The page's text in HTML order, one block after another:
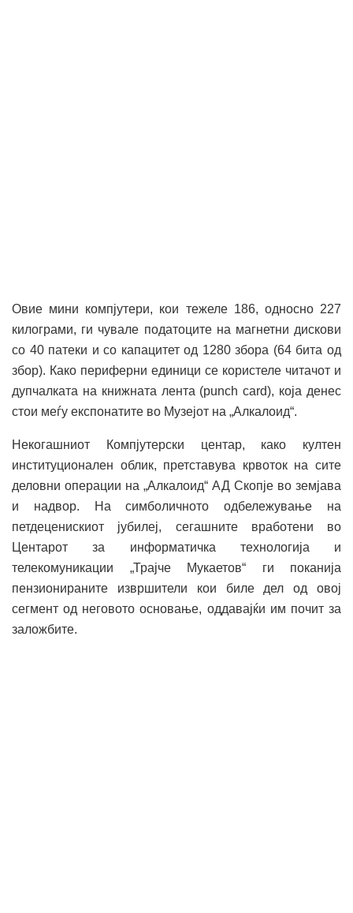
Овие мини компјутери, кои тежеле 186, односно 227
килограми, ги чувале податоците на магнетни дискови
со 40 патеки и со капацитет од 1280 збора (64 бита од
збор). Како периферни единици се користеле читачот и
дупчалката на книжната лента (punch card), коjа денес
стои меѓу експонатите во Музејот на „Алкалоид“.
Некогашниот Компјутерски центар, како култен
институционален облик, претставува крвоток на сите
деловни операции на „Алкалоид“ АД Скопје во земјава
и надвор. На симболичното одбележување на
петдеценискиот јубилеј, сегашните вработени во
Центарот за информатичка технологија и
телекомуникации „Трајче Мукаетов“ ги поканија
пензионираните извршители кои биле дел од овој
сегмент од неговото основање, оддавајќи им почит за
заложбите.